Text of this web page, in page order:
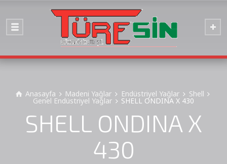
Anasayfa Madeni Yağlar Endüstriyel Yağlar Shell
Genel Endüstriyel Yağlar SHELL ONDINA X 430
SHELL ONDINA X
430